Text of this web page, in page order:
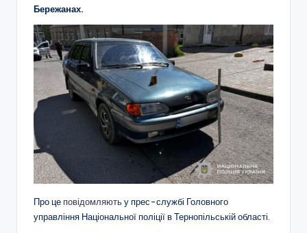
Бережанах.
Про це повідомляютьу прес-службі Головного
управління Національної поліції в Тернопільській області.